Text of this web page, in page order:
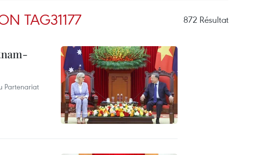
TAG31177 872 Résultat
Partenariat